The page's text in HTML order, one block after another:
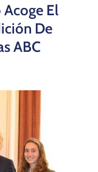
El
De
ABC